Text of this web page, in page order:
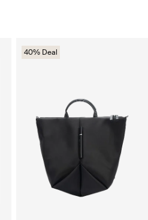
40% Deal